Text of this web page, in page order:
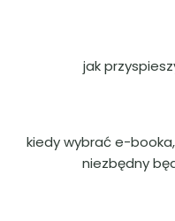
jak
kiedy wybrać e-
niezbędny